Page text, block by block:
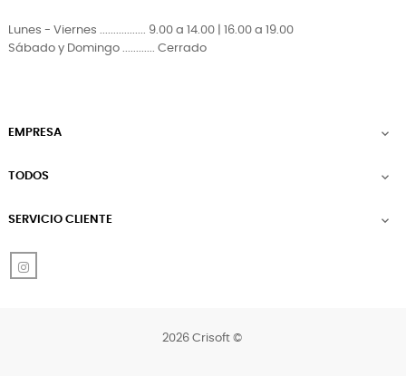
Lunes - Viernes ................. 9.00 a 14.00 | 16.00 a 19.00
Sábado y Domingo ............ Cerrado
EMPRESA 
TODOS 
SERVICIO CLIENTE 
2026 Crisoft ©